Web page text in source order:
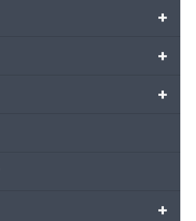
+
+
+
+